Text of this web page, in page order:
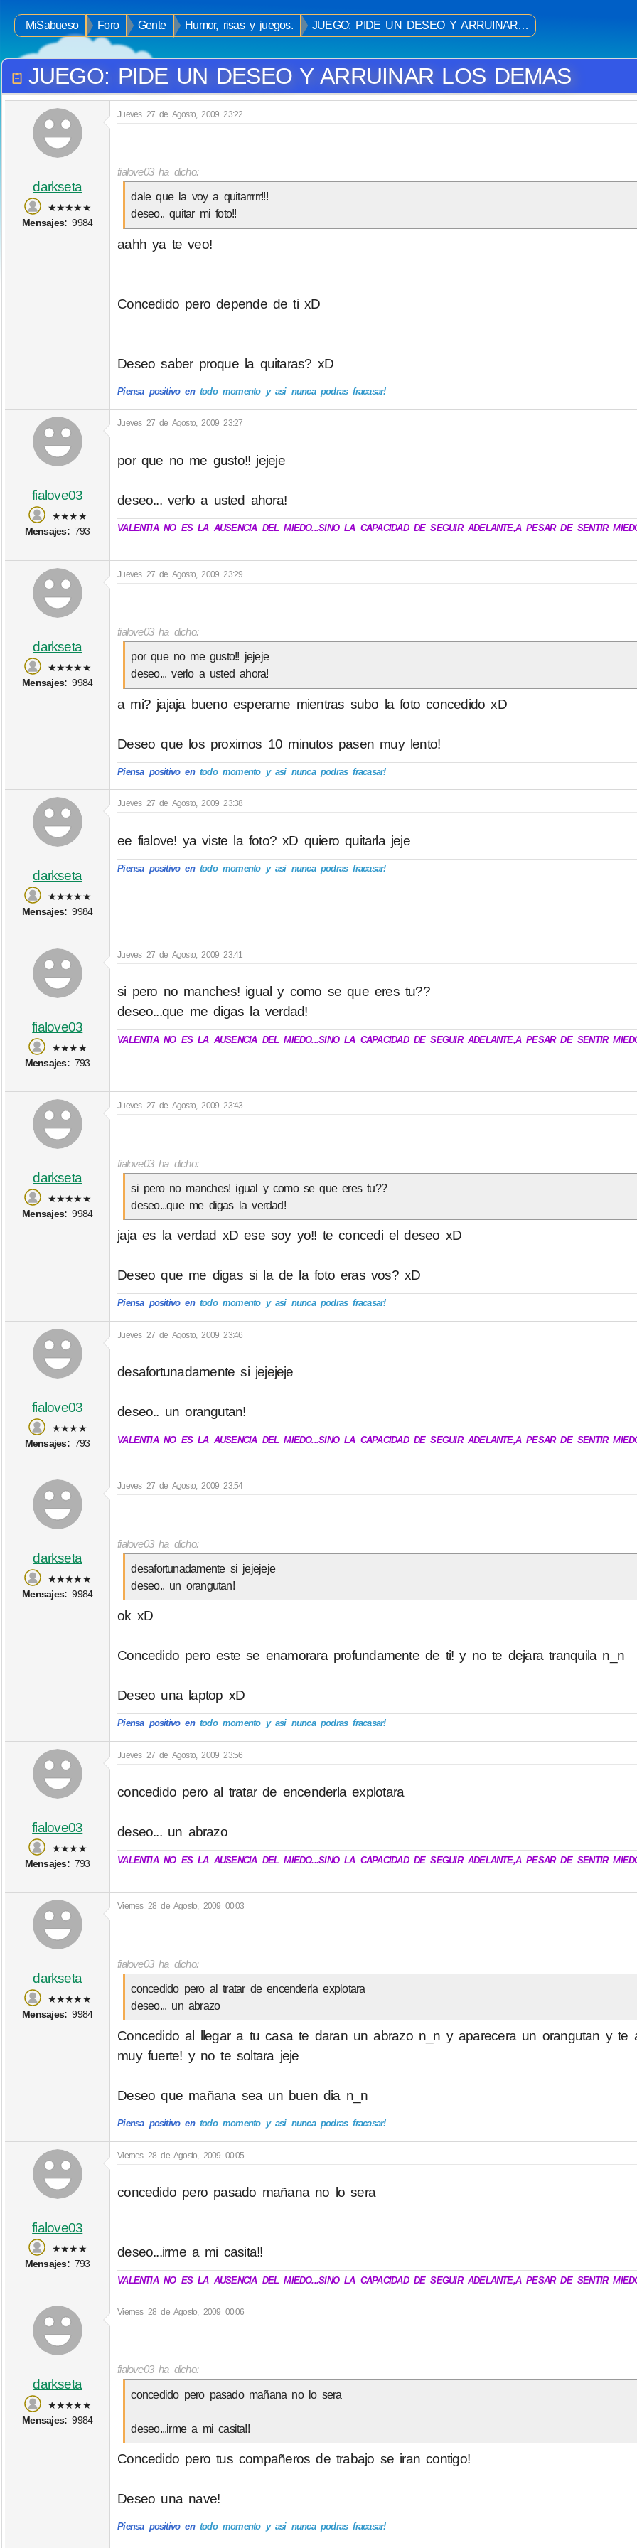
MiSabueso Foro Gente Humor, risas y juegos. JUEGO: PIDE UN DESEO Y ARRUINAR…
JUEGO: PIDE UN DESEO Y ARRUINAR LOS DEMAS
darkseta
★★★★★
Mensajes: 9984
Jueves 27 de Agosto, 2009 23:22
fialove03 ha dicho:
dale que la voy a quitarrrrr!!!
deseo.. quitar mi foto!!
aahh ya te veo!
Concedido pero depende de ti xD
Deseo saber proque la quitaras? xD
Piensa positivo en todo momento y asi nunca podras fracasar!
fialove03
★★★★
Mensajes:793
Jueves 27 de Agosto, 2009 23:27
por que no me gusto!! jejeje
deseo... verlo a usted ahora!
VALENTIA NO ES LA AUSENCIA DEL MIEDO...SINO LA CAPACIDAD DE SEGUIR ADELANTE,A PESAR DE SENTIR
darkseta
★★★★★
Mensajes: 9984
Jueves 27 de Agosto, 2009 23:29
fialove03 ha dicho:
por que no me gusto!! jejeje
deseo... verlo a usted ahora!
a mi? jajaja bueno esperame mientras subo la foto concedido xD
Deseo que los proximos 10 minutos pasen muy lento!
Piensa positivo en todo momento y asi nunca podras fracasar!
darkseta
★★★★★
Mensajes: 9984
Jueves 27 de Agosto, 2009 23:38
ee fialove! ya viste la foto? xD quiero quitarla jeje
Piensa positivo en todo momento y asi nunca podras fracasar!
fialove03
★★★★
Mensajes:793
Jueves 27 de Agosto, 2009 23:41
si pero no manches! igual y como se que eres tu??
deseo...que me digas la verdad!
VALENTIA NO ES LA AUSENCIA DEL MIEDO...SINO LA CAPACIDAD DE SEGUIR ADELANTE,A PESAR DE SENTIR
darkseta
★★★★★
Mensajes: 9984
Jueves 27 de Agosto, 2009 23:43
fialove03 ha dicho:
si pero no manches! igual y como se que eres tu??
deseo...que me digas la verdad!
jaja es la verdad xD ese soy yo!! te concedi el deseo xD
Deseo que me digas si la de la foto eras vos? xD
Piensa positivo en todo momento y asi nunca podras fracasar!
fialove03
★★★★
Mensajes:793
Jueves 27 de Agosto, 2009 23:46
desafortunadamente si jejejeje
deseo.. un orangutan!
VALENTIA NO ES LA AUSENCIA DEL MIEDO...SINO LA CAPACIDAD DE SEGUIR ADELANTE,A PESAR DE SENTIR
darkseta
★★★★★
Mensajes: 9984
Jueves 27 de Agosto, 2009 23:54
fialove03 ha dicho:
desafortunadamente si jejejeje
deseo.. un orangutan!
ok xD
Concedido pero este se enamorara profundamente de ti! y no te dejara tranquila n_n
Deseo una laptop xD
Piensa positivo en todo momento y asi nunca podras fracasar!
fialove03
★★★★
Mensajes:793
Jueves 27 de Agosto, 2009 23:56
concedido pero al tratar de encenderla explotara
deseo... un abrazo
VALENTIA NO ES LA AUSENCIA DEL MIEDO...SINO LA CAPACIDAD DE SEGUIR ADELANTE,A PESAR DE SENTIR
darkseta
★★★★★
Mensajes: 9984
Viernes 28 de Agosto, 2009 00:03
fialove03 ha dicho:
concedido pero al tratar de encenderla explotara
deseo... un abrazo
Concedido al llegar a tu casa te daran un abrazo n_n y aparecera un orangutan y te
muy fuerte! y no te soltara jeje
Deseo que mañana sea un buen dia n_n
Piensa positivo en todo momento y asi nunca podras fracasar!
fialove03
★★★★
Mensajes:793
Viernes 28 de Agosto, 2009 00:05
concedido pero pasado mañana no lo sera
deseo...irme a mi casita!!
VALENTIA NO ES LA AUSENCIA DEL MIEDO...SINO LA CAPACIDAD DE SEGUIR ADELANTE,A PESAR DE SENTIR
darkseta
★★★★★
Mensajes: 9984
Viernes 28 de Agosto, 2009 00:06
fialove03 ha dicho:
concedido pero pasado mañana no lo sera
deseo...irme a mi casita!!
Concedido pero tus compañeros de trabajo se iran contigo!
Deseo una nave!
Piensa positivo en todo momento y asi nunca podras fracasar!